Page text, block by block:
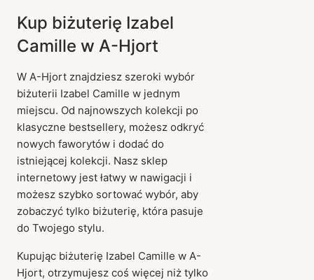
Kup biżuterię Izabel
Camille w A-Hjort
W A-Hjort znajdziesz szeroki wybór
biżuterii Izabel Camille w jednym
miejscu. Od najnowszych kolekcji po
klasyczne bestsellery, możesz odkryć
nowych faworytów i dodać do
istniejącej kolekcji. Nasz sklep
internetowy jest łatwy w nawigacji i
możesz szybko sortować wybór, aby
zobaczyć tylko biżuterię, która pasuje
do Twojego stylu.
Kupując biżuterię Izabel Camille w A-
Hjort, otrzymujesz coś więcej niż tylko